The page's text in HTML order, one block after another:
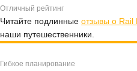
Отличный рейтинг
Читайте подлинные отзывы о Rail
наши путешественники.
Гибкое планирование